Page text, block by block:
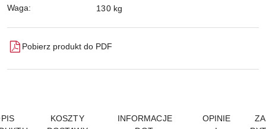
Waga: 130 kg
Pobierz produkt do PDF
KOSZTY
INFORMACJE
OPINIE